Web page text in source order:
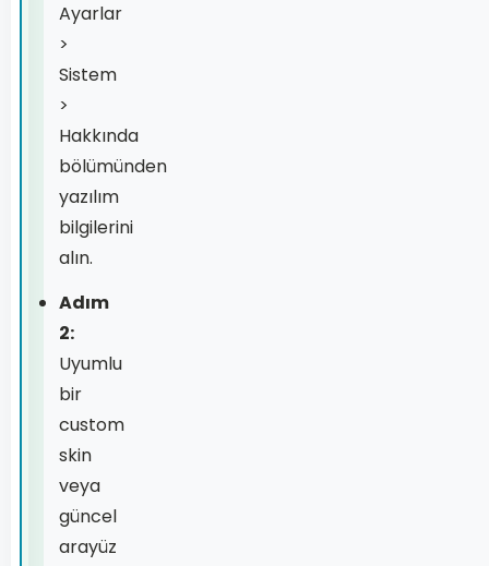
Ayarlar
>
Sistem
>
Hakkında
bölümünden
yazılım
bilgilerini
alın.
Adım
2:
Uyumlu
bir
custom
skin
veya
güncel
arayüz